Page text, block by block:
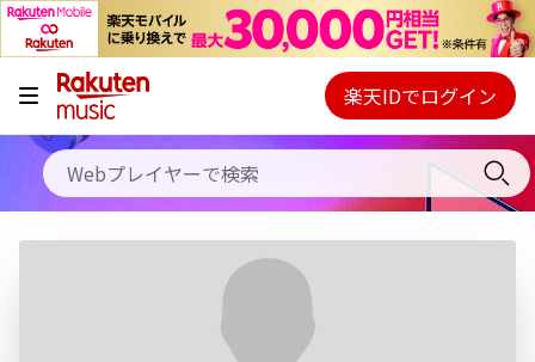
キャンペーン
料金プラン
使い方
Webプレイヤー
ご契約内容の確認・変更
楽天IDでログイン